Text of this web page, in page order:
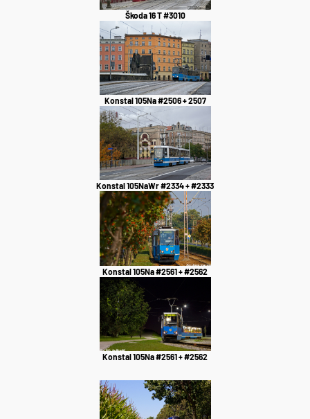
Škoda 16 T #3010
Konstal 105Na #2506 + 2507
Konstal 105NaWr #2334 + #2333
Konstal 105Na #2561 + #2562
Konstal 105Na #2561 + #2562